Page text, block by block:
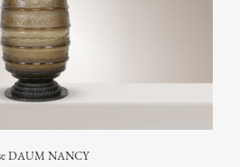
DAUM NANCY